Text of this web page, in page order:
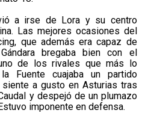
a irse de Lora y su centro
Las mejores ocasiones del
que además era capaz de
bregaba bien con el
de los rivales que más lo
Fuente cuajaba un partido
a gusto en Asturias tras
y despejó de un plumazo
imponente en defensa.